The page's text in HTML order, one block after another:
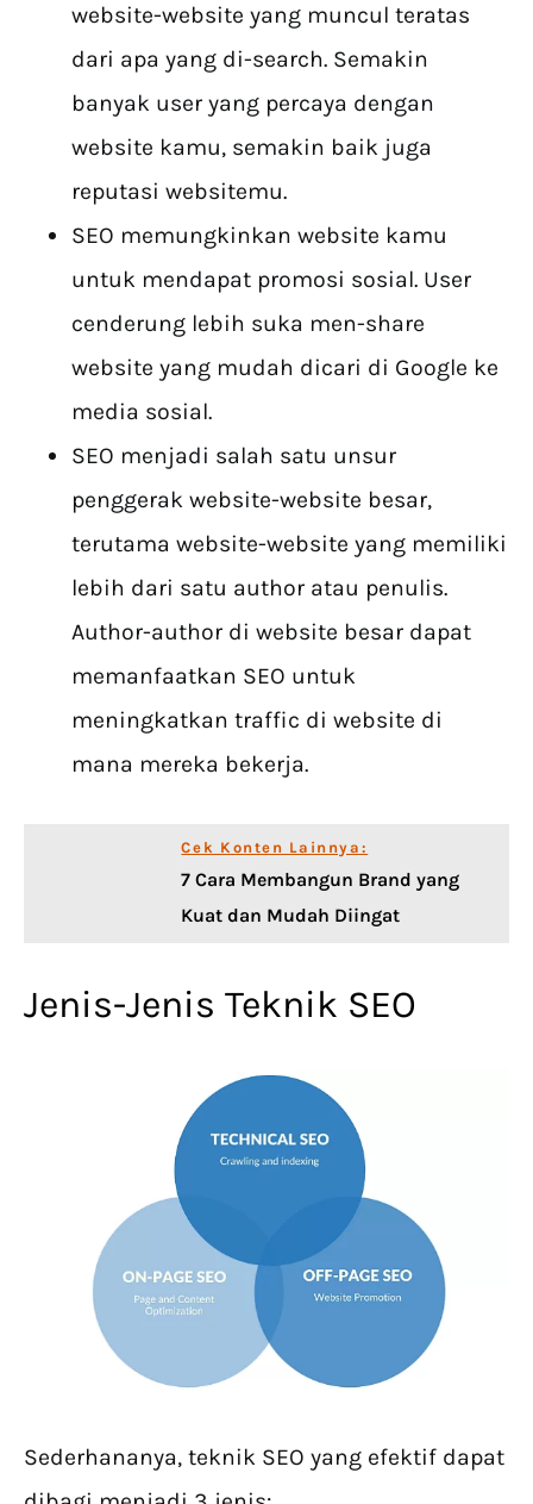
website-website yang muncul teratas
dari apa yang di-search. Semakin
banyak user yang percaya dengan
website kamu, semakin baik juga
reputasi websitemu.
SEO memungkinkan website kamu
untuk mendapat promosi sosial. User
cenderung lebih suka men-share
website yang mudah dicari di Google ke
media sosial.
SEO menjadi salah satu unsur
penggerak website-website besar,
terutama website-website yang memiliki
lebih dari satu author atau penulis.
Author-author di website besar dapat
memanfaatkan SEO untuk
meningkatkan traffic di website di
mana mereka bekerja.
Cek Konten Lainnya:
7 Cara Membangun Brand yang
Kuat dan Mudah Diingat
Jenis-Jenis Teknik SEO
Sederhananya, teknik SEO yang efektif dapat